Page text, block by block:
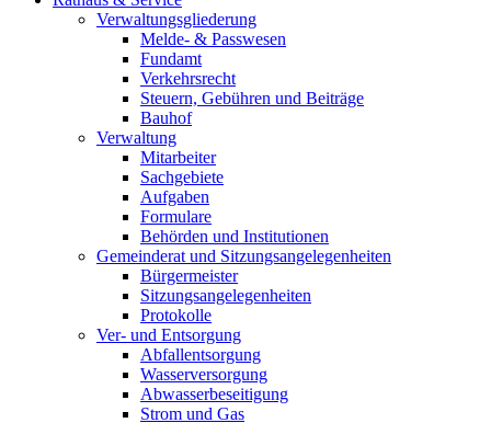
Verwaltungsgliederung
Melde- & Passwesen
Fundamt
Verkehrsrecht
Steuern, Gebühren und Beiträge
Bauhof
Verwaltung
Mitarbeiter
Sachgebiete
Aufgaben
Formulare
Behörden und Institutionen
Gemeinderat und Sitzungsangelegenheiten
Bürgermeister
Sitzungsangelegenheiten
Protokolle
Ver- und Entsorgung
Abfallentsorgung
Wasserversorgung
Abwasserbeseitigung
Strom und Gas